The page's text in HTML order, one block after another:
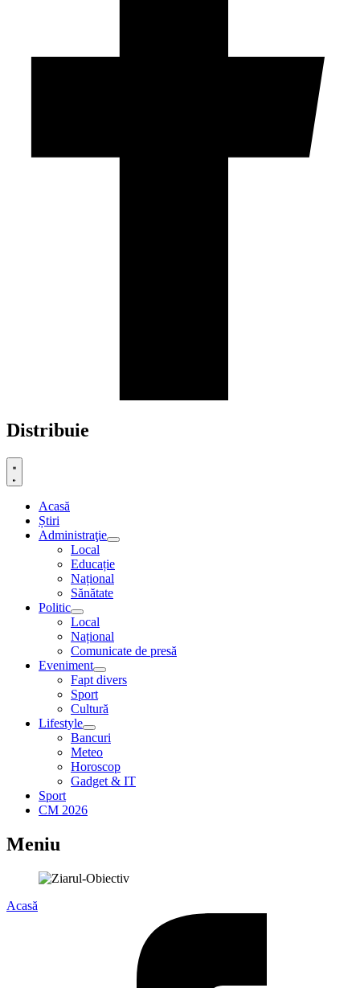
Distribuie
Acasă
Știri
Administraţie
Local
Educație
Național
Sănătate
Politic
Local
Național
Comunicate de presă
Eveniment
Fapt divers
Sport
Cultură
Lifestyle
Bancuri
Meteo
Horoscop
Gadget & IT
Sport
CM 2026
Meniu
Acasă